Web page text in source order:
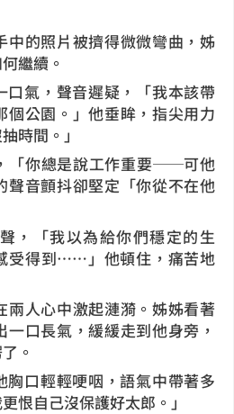
中的照片被擠得微微彎曲，姊
繼續。
氣，聲音遲疑，「我本該帶
個公園。」他垂眸，指尖用力
時間。」
「你總是說工作重要──可他
聲音顫抖卻堅定「你從不在他
，「我以為給你們穩定的生
受得到……」他頓住，痛苦地
兩人心中激起漣漪。姊姊看著
口長氣，緩緩走到他身旁，
。
口輕輕哽咽，語氣中帶著多
恨自己沒保護好太郎。」